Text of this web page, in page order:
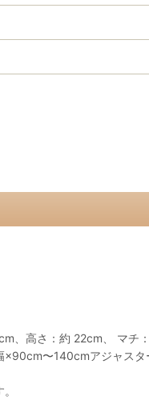
、高さ：約 22cm、 マチ
〜140cmアジャス